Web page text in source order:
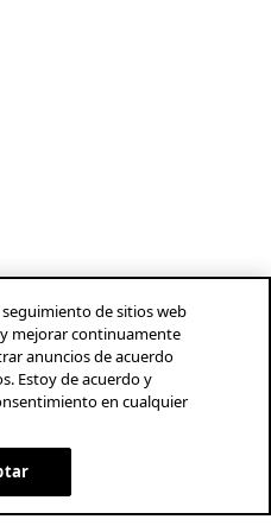
de sitios web
mejorar continuamente
anuncios de acuerdo
Estoy de acuerdo y
en cualquier